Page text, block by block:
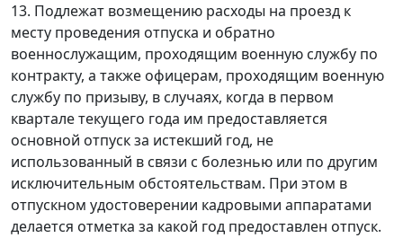
13. Подлежат возмещению расходы на проезд к
месту проведения отпуска и обратно
военнослужащим, проходящим военную службу по
контракту, а также офицерам, проходящим военную
службу по призыву, в случаях, когда в первом
квартале текущего года им предоставляется
основной отпуск за истекший год, не
использованный в связи с болезнью или по другим
исключительным обстоятельствам. При этом в
отпускном удостоверении кадровыми аппаратами
делается отметка за какой год предоставлен отпуск.